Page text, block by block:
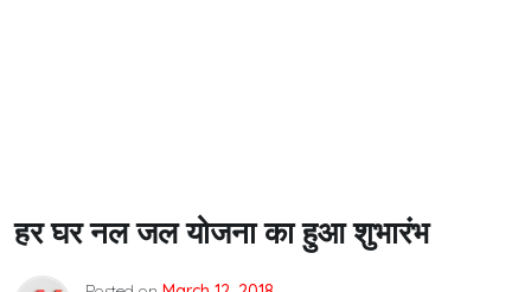
हर घर नल जल योजना का हुआ शुभारंभ